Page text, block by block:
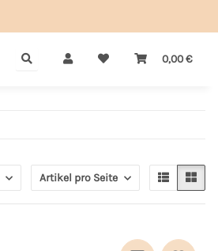
0,00 €
GUTSCHEINE
Artikel pro Seite